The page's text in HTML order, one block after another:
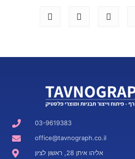
03-9619383
office@tavnograph.co.il
אליהו איתן 28, ראשון לציון